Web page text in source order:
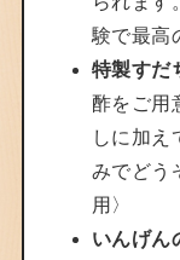
験で最高
特製すだ
酢をご用
しに加え
みでどう
用〉
いんげん